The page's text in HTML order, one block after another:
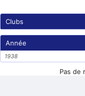
Clubs
Année
1938
Pas de